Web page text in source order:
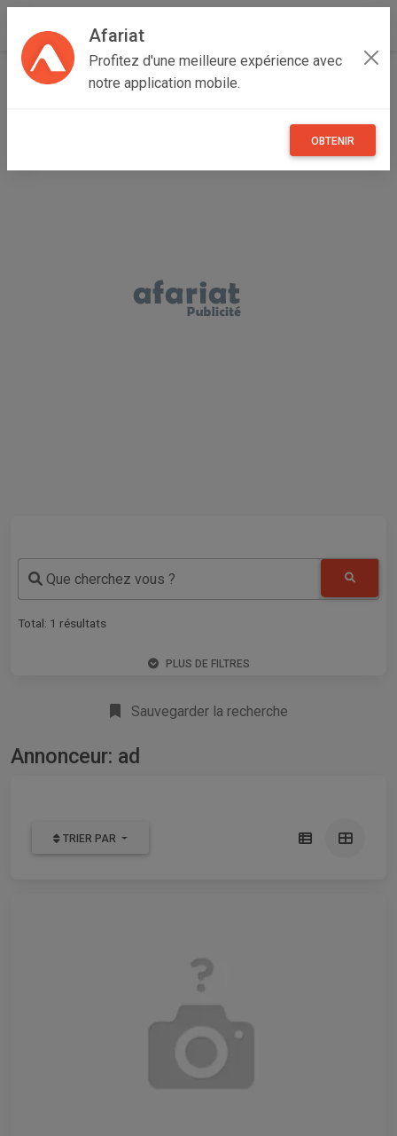
Afariat
Profitez d'une meilleure expérience avec
notre application mobile.
OBTENIR
Accueil Annonceur ad
Que cherchez vous ?
Total: 1 résultats
PLUS DE FILTRES
Sauvegarder la recherche
Annonceur: ad
TRIER PAR